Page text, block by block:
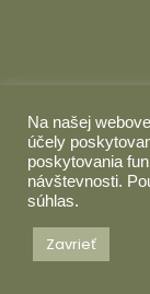
Na našej
účely
poskytovania
návštevnosti.
súhlas.
Zavrieť